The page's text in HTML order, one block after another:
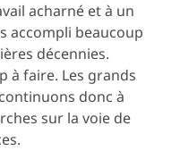
acharné et à un
accompli beaucoup
décennies.
à faire. Les grands
donc à
sur la voie de